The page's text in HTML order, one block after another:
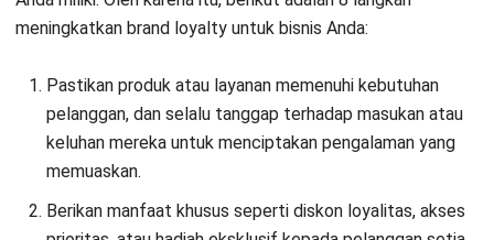
Anda akan mendapat beragam keuntungan, seperti
konsultasi bisnis gratis dan bebas biaya tambah user.
canggih berikut akan menjawab pertanyaan Anda.
CRM mobile apps:Aplikasi CRM yang tersedia di
platform Android dan iOS untuk koordinasi antar tim dan
memonitor pergerakan salesperson dengan akurat.